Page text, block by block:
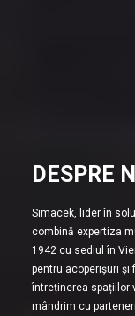
DESPRE
Simacek, lider în
combină expertiza
1942 cu sediul în
pentru acoperișuri și
întreținerea spațiilor
mândrim cu